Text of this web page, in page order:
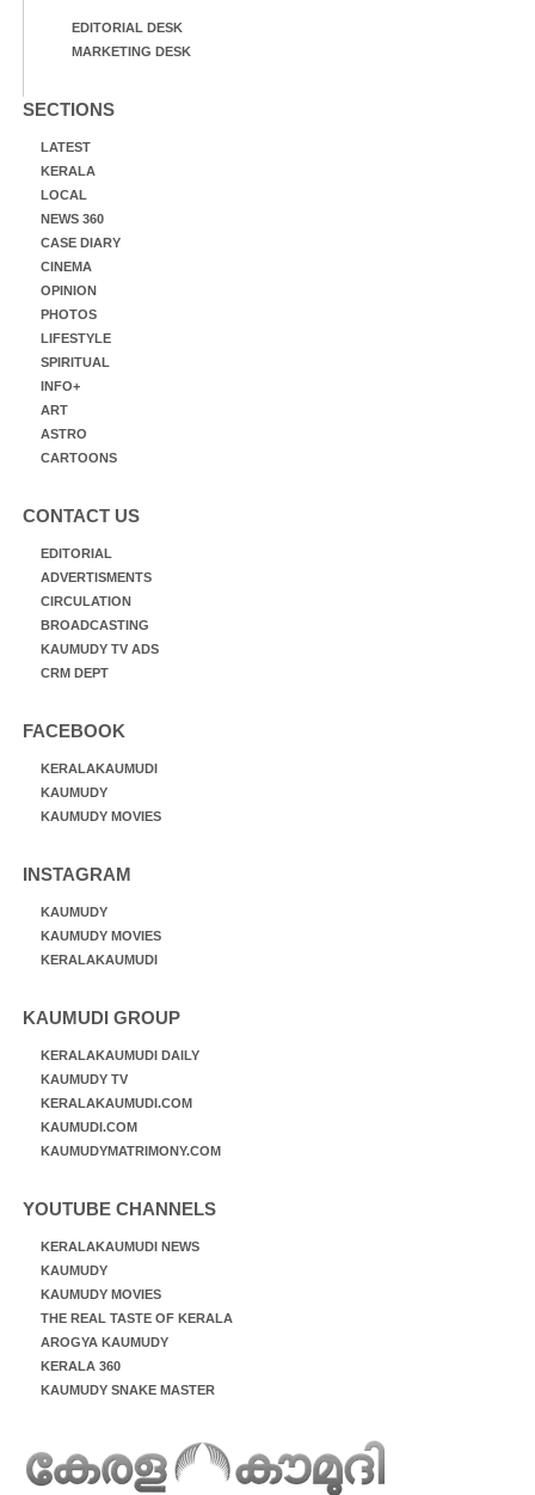
EDITORIAL DESK
MARKETING DESK
SECTIONS
LATEST
KERALA
LOCAL
NEWS 360
CASE DIARY
CINEMA
OPINION
PHOTOS
LIFESTYLE
SPIRITUAL
INFO+
ART
ASTRO
CARTOONS
CONTACT US
EDITORIAL
ADVERTISMENTS
CIRCULATION
BROADCASTING
KAUMUDY TV ADS
CRM DEPT
FACEBOOK
KERALAKAUMUDI
KAUMUDY
KAUMUDY MOVIES
INSTAGRAM
KAUMUDY
KAUMUDY MOVIES
KERALAKAUMUDI
KAUMUDI GROUP
KERALAKAUMUDI DAILY
KAUMUDY TV
KERALAKAUMUDI.COM
KAUMUDI.COM
KAUMUDYMATRIMONY.COM
YOUTUBE CHANNELS
KERALAKAUMUDI NEWS
KAUMUDY
KAUMUDY MOVIES
THE REAL TASTE OF KERALA
AROGYA KAUMUDY
KERALA 360
KAUMUDY SNAKE MASTER